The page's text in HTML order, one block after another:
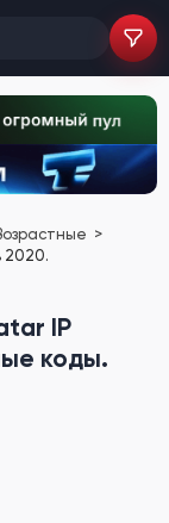
2020.
IP
коды.